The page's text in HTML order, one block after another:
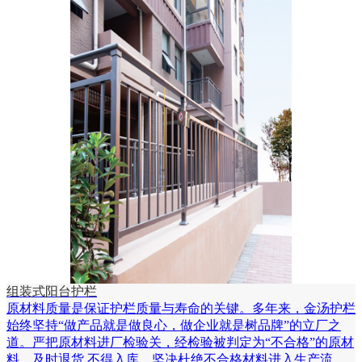
组装式阳台护栏
原材料质量是保证护栏质量与寿命的关键。多年来，金汤护栏
始终坚持“做产品就是做良心，做企业就是树品牌”的立厂之
道。严把原材料进厂检验关，经检验被判定为“不合格”的原材